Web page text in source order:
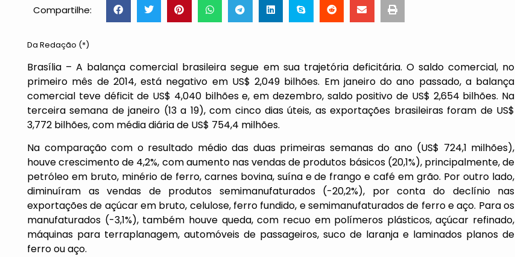
Compartilhe:
Da Redação (*)
Brasília – A balança comercial brasileira segue em sua trajetória deficitária. O saldo comercial, no
primeiro mês de 2014, está negativo em US$ 2,049 bilhões. Em janeiro do ano passado, a balança
comercial teve déficit de US$ 4,040 bilhões e, em dezembro, saldo positivo de US$ 2,654 bilhões. Na
terceira semana de janeiro (13 a 19), com cinco dias úteis, as exportações brasileiras foram de US$
3,772 bilhões, com média diária de US$ 754,4 milhões.
Na comparação com o resultado médio das duas primeiras semanas do ano (US$ 724,1 milhões),
houve crescimento de 4,2%, com aumento nas vendas de produtos básicos (20,1%), principalmente, de
petróleo em bruto, minério de ferro, carnes bovina, suína e de frango e café em grão. Por outro lado,
diminuíram as vendas de produtos semimanufaturados (-20,2%), por conta do declínio nas
exportações de açúcar em bruto, celulose, ferro fundido, e semimanufaturados de ferro e aço. Para os
manufaturados (-3,1%), também houve queda, com recuo em polímeros plásticos, açúcar refinado,
máquinas para terraplanagem, automóveis de passageiros, suco de laranja e laminados planos de
ferro ou aço.